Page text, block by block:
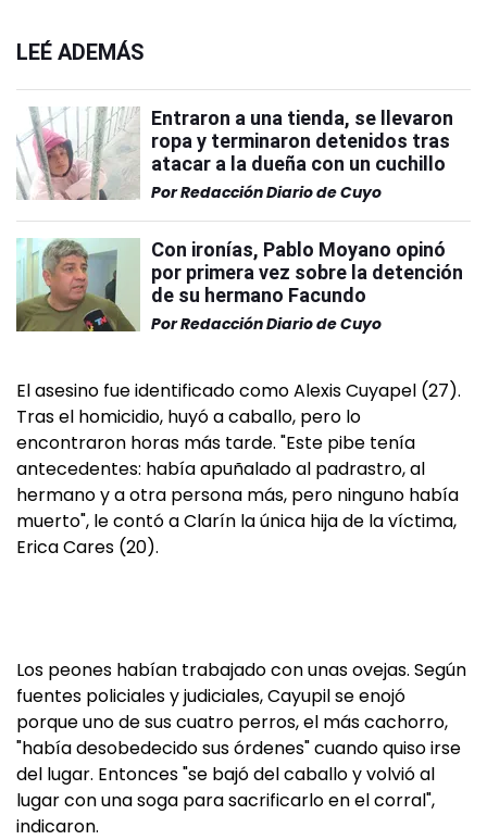
LEÉ ADEMÁS
Entraron a una tienda, se llevaron
ropa y terminaron detenidos tras
atacar a la dueña con un cuchillo
PorRedacción Diario de Cuyo
Con ironías, Pablo Moyano opinó
por primera vez sobre la detención
de su hermano Facundo
PorRedacción Diario de Cuyo
El asesino fue identificado como Alexis Cuyapel (27).
Tras el homicidio, huyó a caballo, pero lo
encontraron horas más tarde. "Este pibe tenía
antecedentes: había apuñalado al padrastro, al
hermano y a otra persona más, pero ninguno había
muerto", le contó a Clarín la única hija de la víctima,
Erica Cares (20).
Los peones habían trabajado con unas ovejas. Según
fuentes policiales y judiciales, Cayupil se enojó
porque uno de sus cuatro perros, el más cachorro,
"había desobedecido sus órdenes" cuando quiso irse
del lugar. Entonces "se bajó del caballo y volvió al
lugar con una soga para sacrificarlo en el corral",
indicaron.